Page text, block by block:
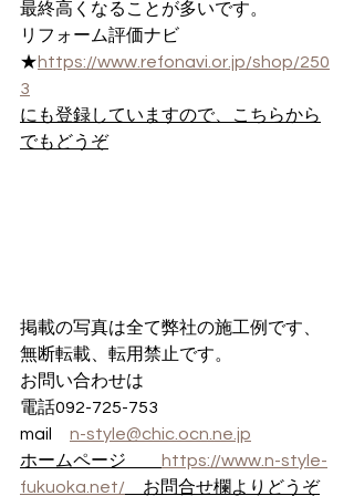
最終高くなることが多いです。
リフォーム評価ナビ
★https://www.refonavi.or.jp/shop/250
3
にも登録していますので、こちらから
でもどうぞ
掲載の写真は全て弊社の施工例です、
無断転載、転用禁止です。
お問い合わせは
電話092-725-753
mail n-style@chic.ocn.ne.jp
ホームページ
https://www.n-style-
fukuoka.net/ お問合せ欄よりどうぞ